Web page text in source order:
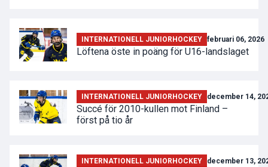
INTERNATIONELL JUNIORHOCKEY februari 06, 2026
Löftena öste in poäng för U16-landslaget
INTERNATIONELL JUNIORHOCKEY december 14,
Succé för 2010-kullen mot Finland –
först på tio år
INTERNATIONELL JUNIORHOCKEY december 13,